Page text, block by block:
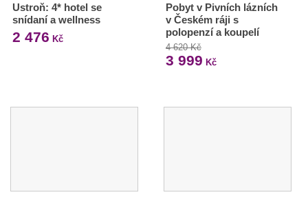
Ustroň: 4* hotel se
snídaní a wellness
2 476 Kč
Pobyt v Pivních lázních
v Českém ráji s
polopenzí a koupelí
4 620 Kč
3 999 Kč